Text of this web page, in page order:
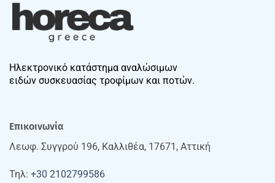
Ηλεκτρονικό κατάστημα αναλώσιμων
ειδών συσκευασίας τροφίμων και ποτών.
Επικοινωνία
Λεωφ. Συγγρού 196, Καλλιθέα, 17671, Αττική
Τηλ: +30 2102799586